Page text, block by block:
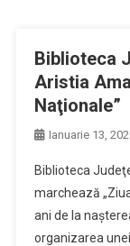
Biblioteca
Aristia
Naţionale”
Ianuarie 13,
Biblioteca
marchează
ani de la
organizarea